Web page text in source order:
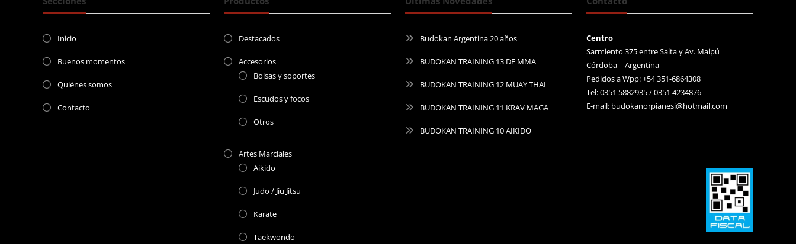
Inicio
Buenos momentos
Quiénes somos
Contacto
Destacados
Accesorios
Bolsas y soportes
Escudos y focos
Otros
Artes Marciales
Aikido
Judo / Jiu Jitsu
Karate
Taekwondo
Budokan Argentina 20 años
BUDOKAN TRAINING 13 DE MMA
BUDOKAN TRAINING 12 MUAY THAI
BUDOKAN TRAINING 11 KRAV MAGA
BUDOKAN TRAINING 10 AIKIDO
Centro
Sarmiento 375 entre Salta y Av. Maipú
Córdoba – Argentina
Pedidos a Wpp: +54 351-6864308
Tel: 0351 5882935 / 0351 4234876
E-mail: budokanorpianesi@hotmail.com